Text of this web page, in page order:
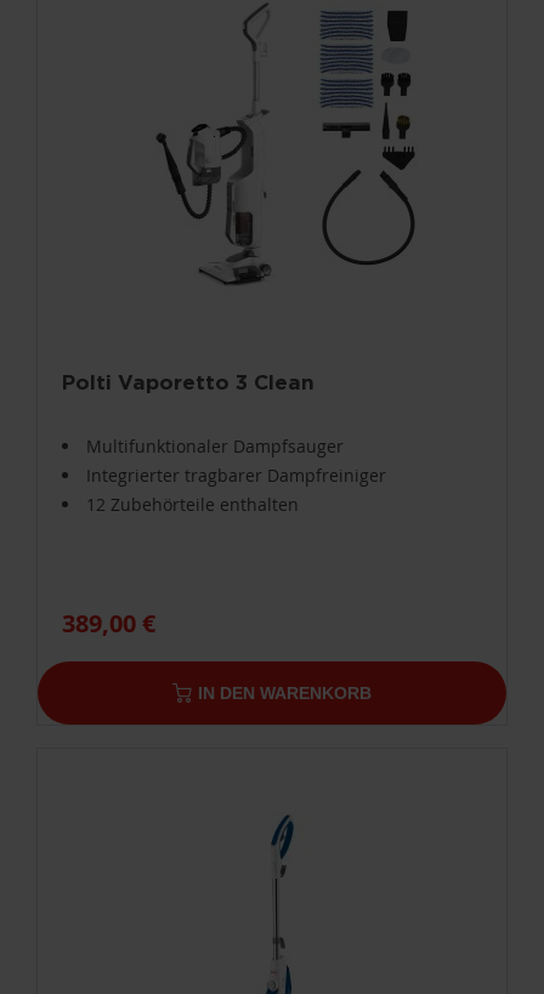
Polti Vaporetto 3 Clean
Multifunktionaler Dampfsauger
Integrierter tragbarer Dampfreiniger
12 Zubehörteile enthalten
389,00 €
IN DEN WARENKORB